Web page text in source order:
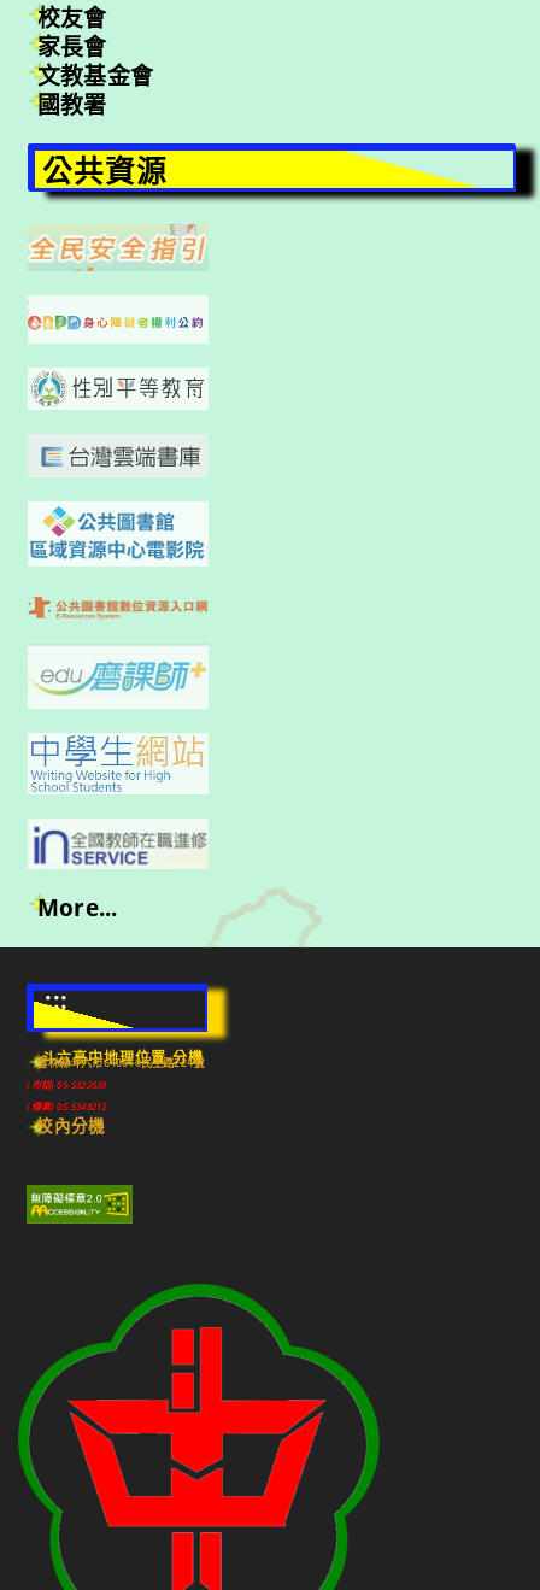
校友會
家長會
文教基金會
國教署
公共資源
More...
:::
斗六高中地理位置-分機
雲林縣斗六市640010民生路224號
(市話) 05-5322039
(傳真) 05-5348213
校內分機